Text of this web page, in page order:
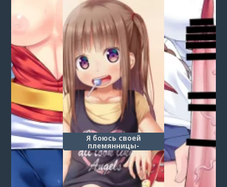
Я боюсь своей
племянницы-
младшеклассницы из-за
старой психологической
травмы (Mukashi no
Trauma no Sei de JS no
Mei ga Kowai / I'm Scared
Post a comment